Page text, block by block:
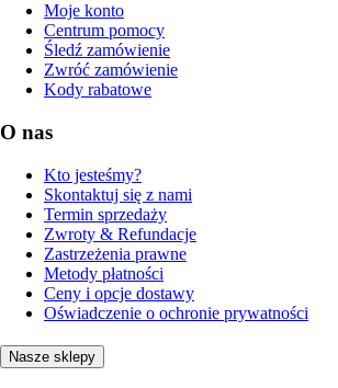
Moje konto
Centrum pomocy
Śledź zamówienie
Zwróć zamówienie
Kody rabatowe
O nas
Kto jesteśmy?
Skontaktuj się z nami
Termin sprzedaży
Zwroty & Refundacje
Zastrzeżenia prawne
Metody płatności
Ceny i opcje dostawy
Oświadczenie o ochronie prywatności
Nasze sklepy